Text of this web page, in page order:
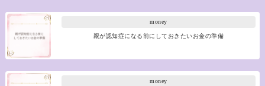
money
親が認知症になる前にしておきたいお金の準備
money